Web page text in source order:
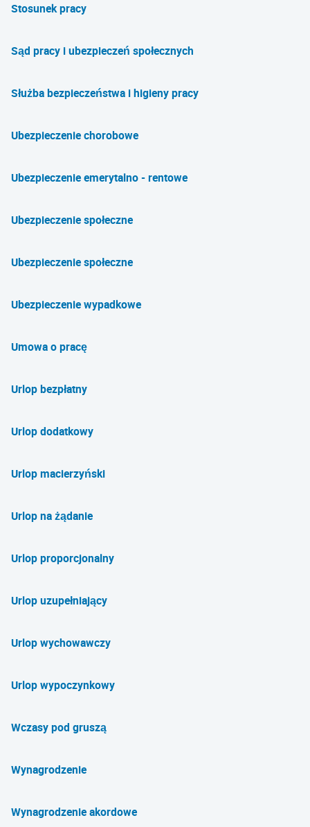
Stosunek pracy
Sąd pracy i ubezpieczeń społecznych
Służba bezpieczeństwa i higieny pracy
Ubezpieczenie chorobowe
Ubezpieczenie emerytalno - rentowe
Ubezpieczenie społeczne
Ubezpieczenie społeczne
Ubezpieczenie wypadkowe
Umowa o pracę
Urlop bezpłatny
Urlop dodatkowy
Urlop macierzyński
Urlop na żądanie
Urlop proporcjonalny
Urlop uzupełniający
Urlop wychowawczy
Urlop wypoczynkowy
Wczasy pod gruszą
Wynagrodzenie
Wynagrodzenie akordowe